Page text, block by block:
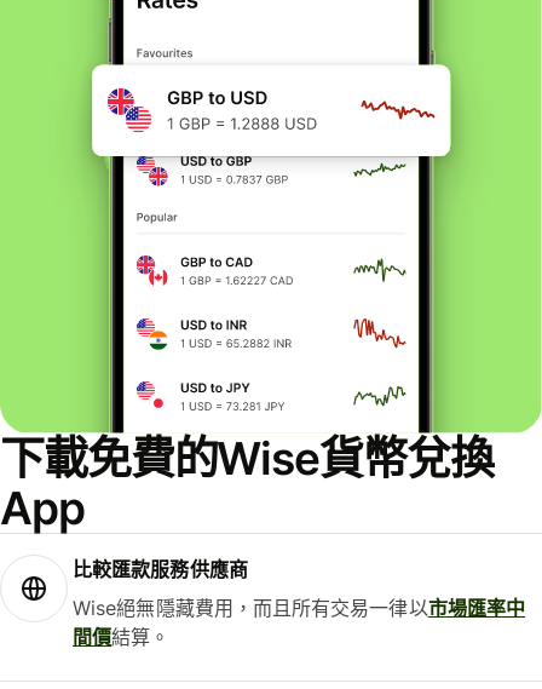
下載免費的Wise貨幣兌換
App
比較匯款服務供應商
Wise絕無隱藏費用，而且所有交易一律以市場匯率中
間價結算。